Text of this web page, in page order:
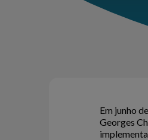
Em junho
Georges